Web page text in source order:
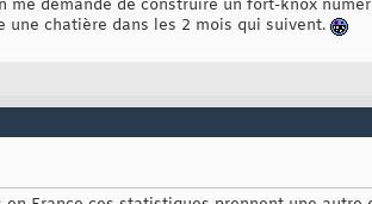
me demande de construire un fort-knox
chatière dans les 2 mois qui suivent.